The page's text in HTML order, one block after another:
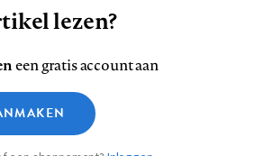
ons
op
InstagramYouTube
Privacy
Medische vragen verdienen
betrouwbare antwoorden
lezen?
een gratis account aan